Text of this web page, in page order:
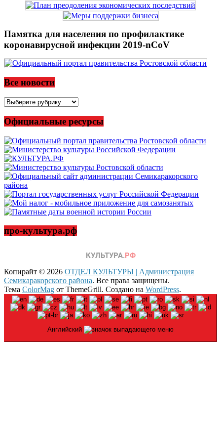
Памятка для населения по профилактике
коронавирусной инфекции 2019-nCoV
Все новости
Все
Официальные ресурсы
про-культура.рф
Копирайт © 2026 ОТДЕЛ КУЛЬТУРЫ | Администрация
Семикаракорского района. Все права защищены.
Тема ColorMag от ThemeGrill. Создано на WordPress.
Английский